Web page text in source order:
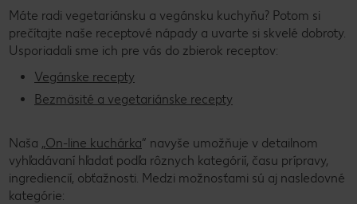
Máte radi vegetariánsku a vegánsku kuchyňu? Potom si
prečítajte naše receptové nápady a uvarte si skvelé dobroty.
Usporiadali sme ich pre vás do zbierok receptov:
Vegánske recepty
Bezmäsité a vegetariánske recepty
Naša „On-line kuchárka“ navyše umožňuje v detailnom
vyhľadávaní hľadať podľa rôznych kategórií, času prípravy,
ingrediencií, obťažnosti. Medzi možnosťami sú aj nasledovné
kategórie: